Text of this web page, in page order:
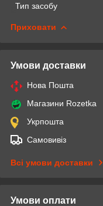
Тип засобу
Приховати
Умови доставки
Нова Пошта
Магазини Rozetka
Укрпошта
Самовивіз
Всі умови доставки
Умови оплати